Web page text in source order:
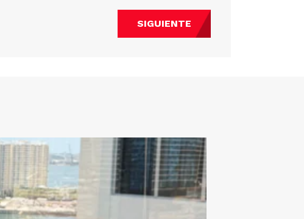
SIGUIENTE